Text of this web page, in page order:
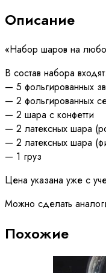
Описание
«Набор шаров на
В состав набора входят:
— 5 фольгированных
— 2 фольгированных
— 2 шара с конфетти
— 2 латексных шара
— 2 латексных шара
— 1 груз
Цена указана уже с
Можно сделать
Похожие